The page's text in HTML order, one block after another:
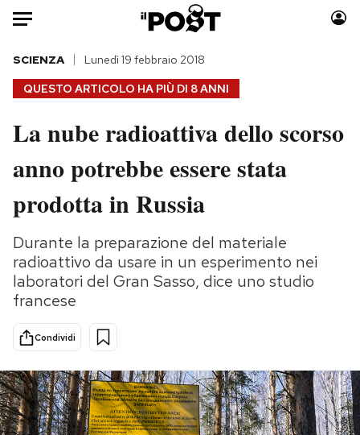
Auto
HOME
Italia
Politica
Tecnologia
Scienza
Cultura
Economia
Sport
Moda
Consumismi
Media
Europa
PODCAST
QUESTO ARTICOLO HA PIÙ DI 8 ANNI
SCIENZA Lunedì 19 febbraio 2018
La nube radioattiva dello scorso
anno potrebbe essere stata
prodotta in Russia
Durante la preparazione del materiale
radioattivo da usare in un esperimento nei
laboratori del Gran Sasso, dice uno studio
francese
Condividi